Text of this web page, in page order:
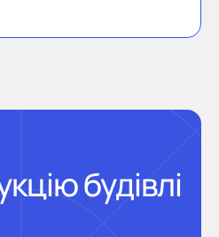
будівлі